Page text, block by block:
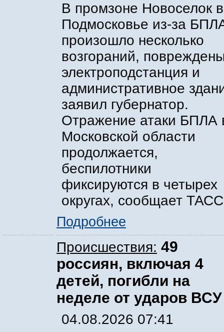
В промзоне Новоселок в
Подмосковье из-за
произошло несколько
возгораний,
электроподстанция и
административное
заявил губернатор.
Отражение атаки БПЛА
Московской области
продолжается,
беспилотники
фиксируются в четырех
округах, сообщает
Подробнее
Происшествия: 49
россиян, включая 4
детей, погибли на
неделе от ударов ВСУ
04.08.2026 07:41